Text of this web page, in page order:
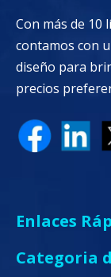
Con más de 10
contamos con
diseño para
precios
Enlaces
Categoria